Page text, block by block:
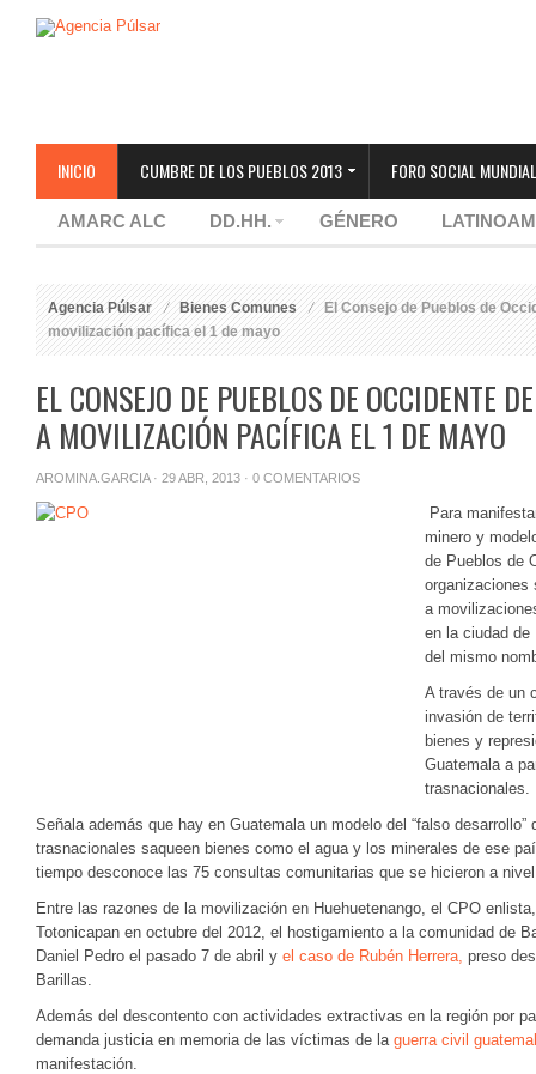
INICIO CUMBRE DE LOS PUEBLOS 2013 FORO SOCIAL
AMARC ALC DD.HH. GÉNERO
Agencia Púlsar Bienes Comunes
El Consejo de Pueblos de
movilización pacífica el 1 de mayo
EL CONSEJO DE PUEBLOS DE OCCIDENTE
A MOVILIZACIÓN PACÍFICA EL 1 DE MAYO
AROMINA.GARCIA· 29 ABR, 2013 · 0 COMENTARIOS
Para
minero y
de Pueblos de
organizaciones
a
en la ciudad de
del mismo
A través de un
invasión de
bienes y
Guatemala a
trasnacionales.
Señala además que hay en Guatemala un modelo del “falso desarrollo”
trasnacionales saqueen bienes como el agua y los minerales de ese
tiempo desconoce las 75 consultas comunitarias que se hicieron a
Entre las razones de la movilización en Huehuetenango, el CPO
Totonicapan en octubre del 2012, el hostigamiento a la comunidad de
Daniel Pedro el pasado 7 de abril y el caso de Rubén Herrera, preso
Barillas.
Además del descontento con actividades extractivas en la región por
demanda justicia en memoria de las víctimas de la guerra civil
manifestación.